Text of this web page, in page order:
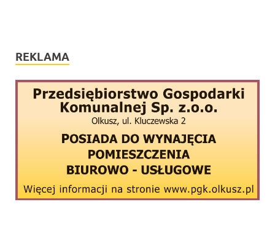
REKLAMA